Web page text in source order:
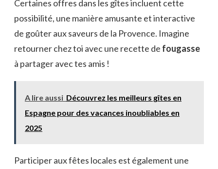
Certaines offres dans les gîtes incluent cette
possibilité, une manière amusante et interactive
de goûter aux saveurs de la Provence. Imagine
retourner chez toi avec une recette de fougasse
à partager avec tes amis !
A lire aussi Découvrez les meilleurs gîtes en
Espagne pour des vacances inoubliables en
2025
Participer aux fêtes locales est également une